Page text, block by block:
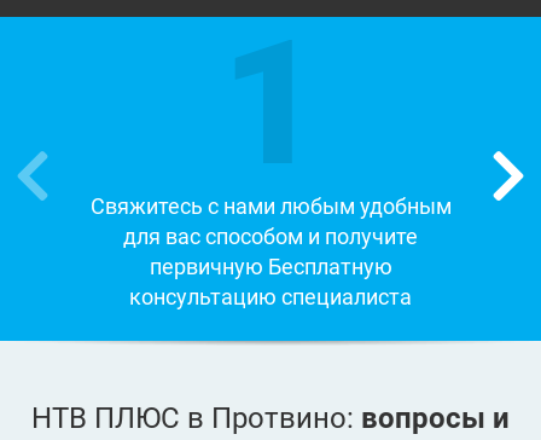
1
Свяжитесь с нами любым удобным
для вас способом и получите
первичную Бесплатную
консультацию специалиста
НТВ ПЛЮС в Протвино: вопросы и